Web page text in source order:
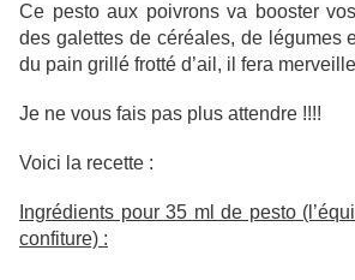
Ce pesto aux poivrons va booster
des galettes de céréales, de légumes
du pain grillé frotté d’ail, il fera
Je ne vous fais pas plus attendre !!!!
Voici la recette :
Ingrédients pour 35 ml de pesto
confiture) :